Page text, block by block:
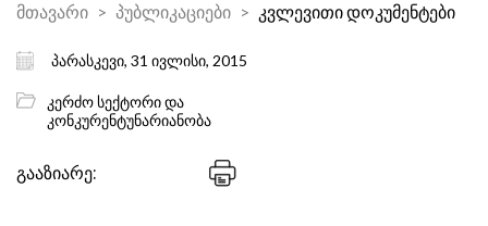
მთავარი პუბლიკაციები კვლევითი დოკუმენტები
პარასკევი, 31 ივლისი, 2015
კერძო სექტორი და
კონკურენტუნარიანობა
გააზიარე: